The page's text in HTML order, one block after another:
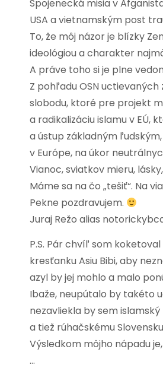
Spojenecká misia v
USA a vietnamským post
To, že môj názor je blízky
ideológiou a charakter
A práve toho si je plne
Z pohľadu OSN
slobodu, ktoré pre projekt
a radikalizáciu islamu v EÚ,
a ústup základným
v Európe, na úkor
Vianoc, sviatkov mieru,
Máme sa na čo „tešiť“. Na
Pekne pozdravujem.
Juraj Režo alias
P.S. Pár chvíľ som
kresťanku Asiu Bibi, aby
azyl by jej mohlo a malo
Ibaže, neupútalo by takéto
nezavliekla by sem
a tiež rúhačskému
Výsledkom môjho nápadu
…